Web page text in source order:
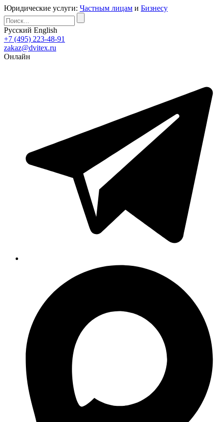
Юридические услуги: Частным лицам и Бизнесу
Русский English
+7 (495) 223-48-91
zakaz@dvitex.ru
Онлайн